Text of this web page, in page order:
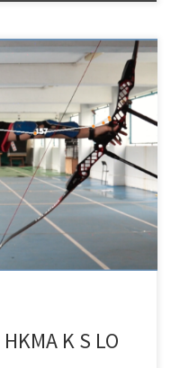
CLUB) has laun […]
K S LO